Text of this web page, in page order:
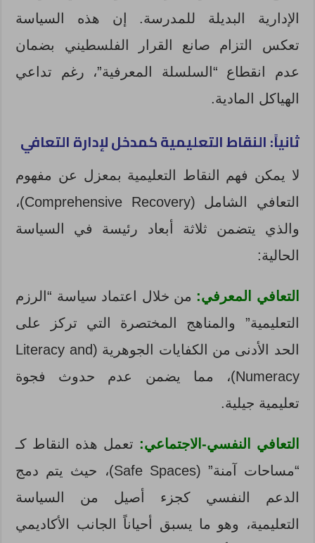
الإدارية البديلة للمدرسة. إن هذه السياسة
تعكس التزام صانع القرار الفلسطيني بضمان
عدم انقطاع “السلسلة المعرفية”، رغم تداعي
الهياكل المادية.
ثانياً: النقاط التعليمية كمدخل لإدارة التعافي
لا يمكن فهم النقاط التعليمية بمعزل عن مفهوم
التعافي الشامل (Comprehensive Recovery)،
والذي يتضمن ثلاثة أبعاد رئيسة في السياسة
الحالية:
التعافي المعرفي: من خلال اعتماد سياسة “الرزم
التعليمية” والمناهج المختصرة التي تركز على
الحد الأدنى من الكفايات الجوهرية (Literacy and
Numeracy)، مما يضمن عدم حدوث فجوة
تعليمية جيلية.
التعافي النفسي-الاجتماعي: تعمل هذه النقاط كـ
“مساحات آمنة” (Safe Spaces)، حيث يتم دمج
الدعم النفسي كجزء أصيل من السياسة
التعليمية، وهو ما يسبق أحياناً الجانب الأكاديمي